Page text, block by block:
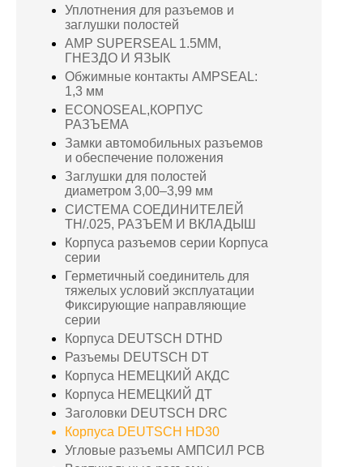
Уплотнения для разъемов и
заглушки полостей
AMP SUPERSEAL 1.5MM,
ГНЕЗДО И ЯЗЫК
Обжимные контакты AMPSEAL:
1,3 мм
ECONOSEAL,КОРПУС
РАЗЪЕМА
Замки автомобильных разъемов
и обеспечение положения
Заглушки для полостей
диаметром 3,00–3,99 мм
СИСТЕМА СОЕДИНИТЕЛЕЙ
TH/.025, РАЗЪЕМ И ВКЛАДЫШ
Корпуса разъемов серии Корпуса
серии
Герметичный соединитель для
тяжелых условий эксплуатации
Фиксирующие направляющие
серии
Корпуса DEUTSCH DTHD
Разъемы DEUTSCH DT
Корпуса НЕМЕЦКИЙ АКДС
Корпуса НЕМЕЦКИЙ ДТ
Заголовки DEUTSCH DRC
Корпуса DEUTSCH HD30
Угловые разъемы АМПСИЛ PCB